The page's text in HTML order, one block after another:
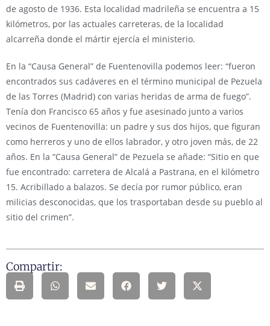
de agosto de 1936. Esta localidad madrileña se encuentra a 15
kilómetros, por las actuales carreteras, de la localidad
alcarreña donde el mártir ejercía el ministerio.
En la “Causa General” de Fuentenovilla podemos leer: “fueron
encontrados sus cadáveres en el término municipal de Pezuela
de las Torres (Madrid) con varias heridas de arma de fuego”.
Tenía don Francisco 65 años y fue asesinado junto a varios
vecinos de Fuentenovilla: un padre y sus dos hijos, que figuran
como herreros y uno de ellos labrador, y otro joven más, de 22
años. En la “Causa General” de Pezuela se añade: “Sitio en que
fue encontrado: carretera de Alcalá a Pastrana, en el kilómetro
15. Acribillado a balazos. Se decía por rumor público, eran
milicias desconocidas, que los trasportaban desde su pueblo al
sitio del crimen”.
Compartir: